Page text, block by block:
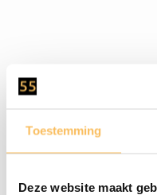
Toestemming
Deze website maakt